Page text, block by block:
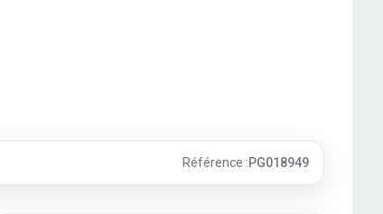
Référence :PG018949